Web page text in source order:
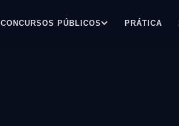
CONCURSOS PÚBLICOS PRÁTICA